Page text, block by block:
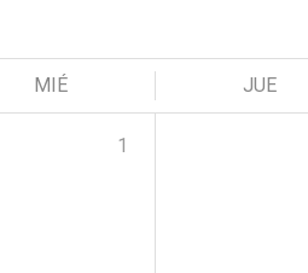
MIÉ JUE
1